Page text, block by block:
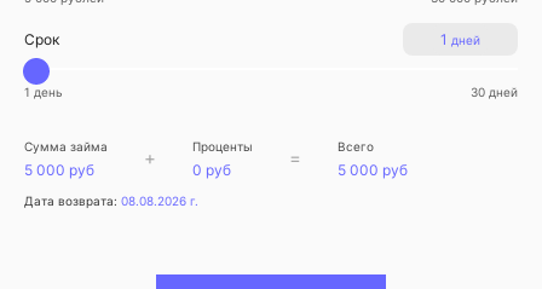
1 дней
Срок
1 день 30 дней
Сумма займа
5 000 руб
+ Проценты
0 руб
= Всего
5 000 руб
Дата возврата: 08.08.2026 г.